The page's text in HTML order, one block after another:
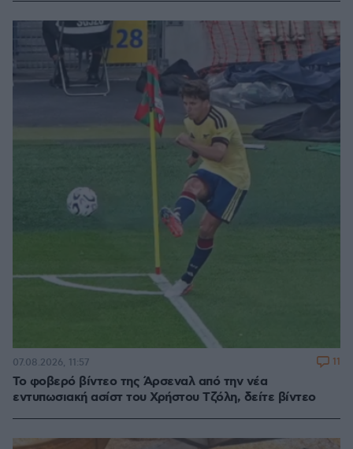
Το φοβερό βίντεο της Άρσεναλ από την νέα
εντυπωσιακή ασίστ του Χρήστου Τζόλη, δείτε βίντεο
07.08.2026, 11:57 11